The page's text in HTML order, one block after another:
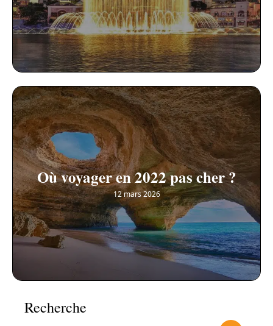
Où voyager en 2022 pas cher ?
12 mars 2026
Recherche